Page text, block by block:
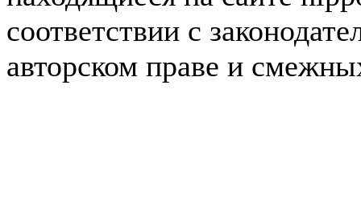
соответствии с
авторском праве и